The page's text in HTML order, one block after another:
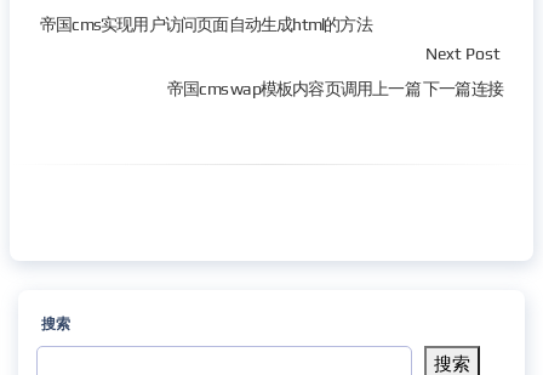
帝国cms实现用户访问页面自动生成html的方法
Next Post
帝国cms wap模板内容页调用上一篇 下一篇连接
搜索
搜索